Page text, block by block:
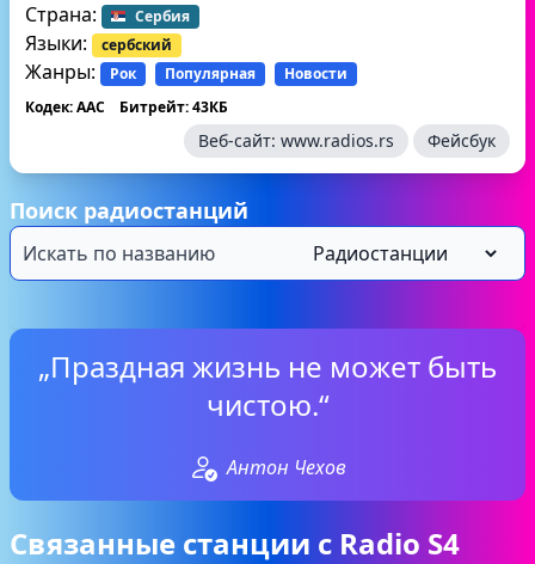
Страна:
Сербия
Языки: сербский
Жанры: Рок Популярная
Новости
Кодек: AAC
Битрейт: 43КБ
Веб-сайт: www.radios.rs Фейсбук
Поиск радиостанций
„Праздная жизнь не может быть
чистою.“
Антон Чехов
Связанные станции с Radio S4